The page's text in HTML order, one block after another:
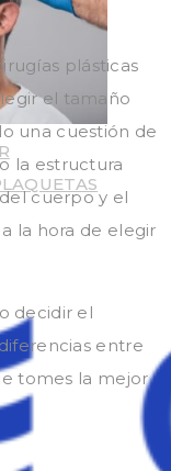
plásticas
el tamaño
una cuestión de
la estructura
cuerpo y el
la hora de elegir
decidir el
entre
tomes la mejor